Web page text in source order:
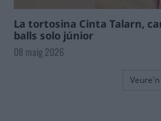
La tortosina Cinta Talarn,
balls solo júnior
08 maig 2026